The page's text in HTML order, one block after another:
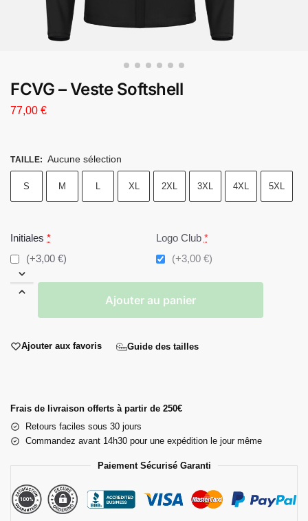
FCVG – Veste Softshell
77,00 €
TAILLE: Aucune sélection
S M L XL 2XL 3XL 4XL 5XL
Initiales *
(+3,00 €)
Logo Club *
(+3,00 €)
Ajouter au panier
Ajouter aux favoris Guide des tailles
Frais de livraison offerts à partir de 250€
Retours faciles sous 30 jours
Commandez avant 14h30 pour une expédition le jour même
Paiement Sécurisé Garanti